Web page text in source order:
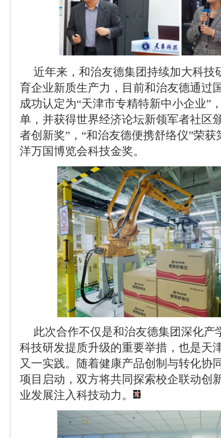
近年来，和治友德集团持续加大科技
育企业新质生产力，目前和治友德通过
成功认定为“天津市专精特新中小企业”
单，并获得世界经济论坛新领军者社区
者创新奖”，“和治友德便携舒络仪”荣
洋万国博览会科技金奖。
此次合作不仅是和治友德集团深化产
科技研发提质升级的重要举措，也是天
又一实践。随着健康产品创制与转化协
项目启动，双方将共同探索校企联动创
业发展注入科技动力。